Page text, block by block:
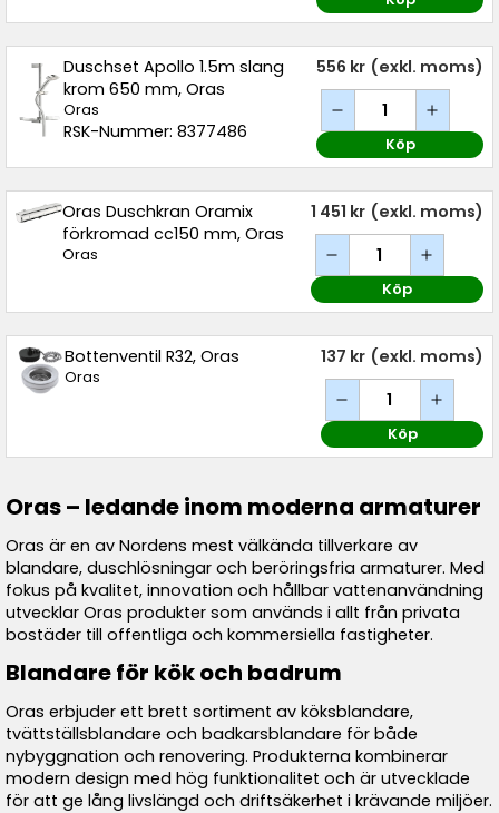
Duschset Apollo 1.5m slang
krom 650 mm, Oras
Oras
RSK-Nummer: 8377486
556 kr (exkl. moms)
Köp
Oras Duschkran Oramix
förkromad cc150 mm, Oras
Oras
1 451 kr (exkl. moms)
Köp
Bottenventil R32, Oras
Oras
137 kr (exkl. moms)
Köp
Oras – ledande inom moderna armaturer
Oras är en av Nordens mest välkända tillverkare av
blandare, duschlösningar och beröringsfria armaturer. Med
fokus på kvalitet, innovation och hållbar vattenanvändning
utvecklar Oras produkter som används i allt från privata
bostäder till offentliga och kommersiella fastigheter.
Blandare för kök och badrum
Oras erbjuder ett brett sortiment av köksblandare,
tvättställsblandare och badkarsblandare för både
nybyggnation och renovering. Produkterna kombinerar
modern design med hög funktionalitet och är utvecklade
för att ge lång livslängd och driftsäkerhet i krävande miljöer.